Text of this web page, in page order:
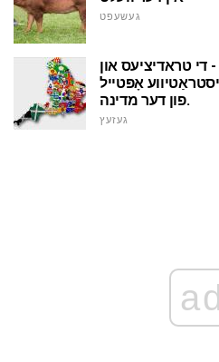
געשעפט
די טראדיציעס און
אָפּטייל
פון דער מדינה.
געזעץ